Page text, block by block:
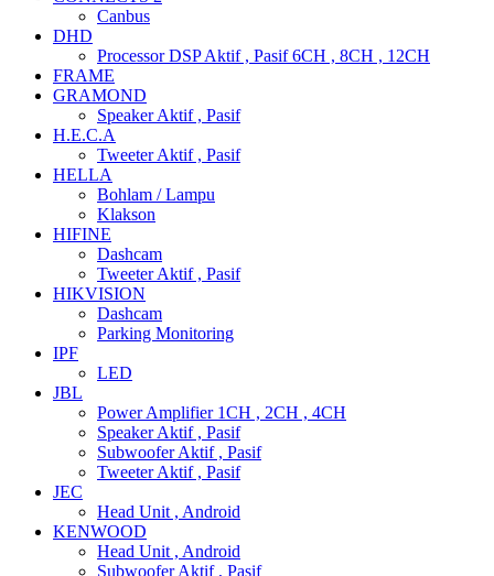
Canbus
DHD
Processor DSP Aktif , Pasif 6CH , 8CH , 12CH
FRAME
GRAMOND
Speaker Aktif , Pasif
H.E.C.A
Tweeter Aktif , Pasif
HELLA
Bohlam / Lampu
Klakson
HIFINE
Dashcam
Tweeter Aktif , Pasif
HIKVISION
Dashcam
Parking Monitoring
IPF
LED
JBL
Power Amplifier 1CH , 2CH , 4CH
Speaker Aktif , Pasif
Subwoofer Aktif , Pasif
Tweeter Aktif , Pasif
JEC
Head Unit , Android
KENWOOD
Head Unit , Android
Subwoofer Aktif , Pasif